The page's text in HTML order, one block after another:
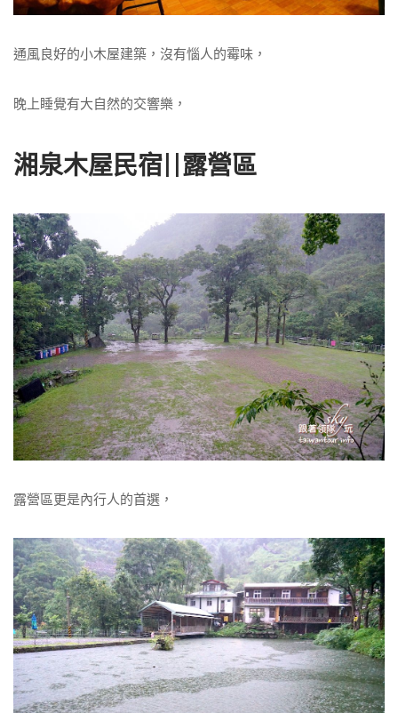
通風良好的小木屋建築，沒有惱人的霉味，
晚上睡覺有大自然的交響樂，
湘泉木屋民宿||露營區
露營區更是內行人的首選，